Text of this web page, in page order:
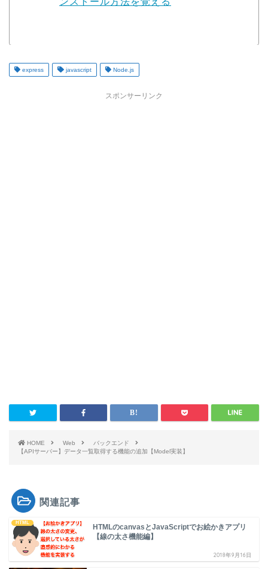
express javascript Node.js
スポンサーリンク
HOME Web
バックエンド
【APIサーバー】データ一覧取得する機能の追加【Model実装】
関連記事
HTML
HTMLのcanvasとJavaScriptでお絵かきアプリ
【線の太さ機能編】
2018年9月16日